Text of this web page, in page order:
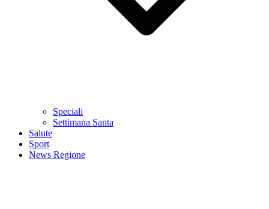
Speciali
Settimana Santa
Salute
Sport
News Regione